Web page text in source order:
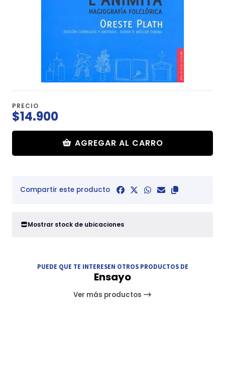
PRECIO
$14.900
AGREGAR AL CARRO
Compartir este producto
Mostrar stock de ubicaciones
PUEDE QUE TE INTERESEN OTROS PRODUCTOS DE
Ensayo
Ver más productos